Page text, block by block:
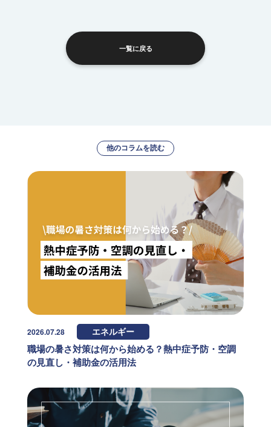
一覧に戻る
他のコラムを読む
2026.07.28 エネルギー
職場の暑さ対策は何から始める？熱中症予防・空調
の見直し・補助金の活用法